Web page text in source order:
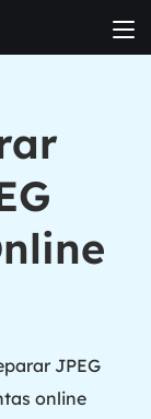
JPEG
online